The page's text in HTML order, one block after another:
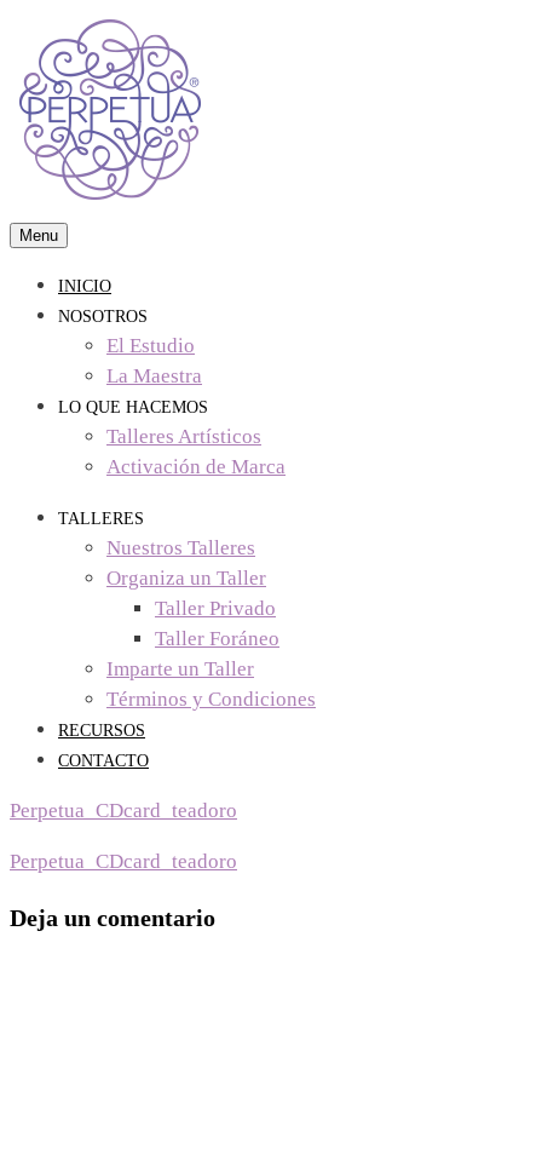
content
Perpetua Studio
visual arts & crafts studio
Menu
INICIO
NOSOTROS
El Estudio
La Maestra
LO QUE HACEMOS
Talleres Artísticos
Activación de Marca
TALLERES
Nuestros Talleres
Organiza un Taller
Taller Privado
Taller Foráneo
Imparte un Taller
Términos y Condiciones
RECURSOS
CONTACTO
Perpetua_CDcard_teadoro
Navegación
de
Perpetua_CDcard_teadoro
Deja un comentario